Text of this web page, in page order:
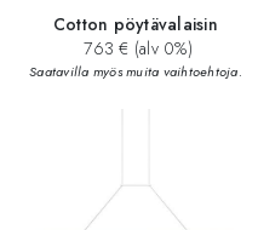
Cotton pöytävalaisin
763 € (alv 0%)
Saatavilla myös muita vaihtoehtoja.